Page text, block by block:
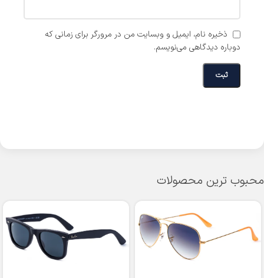
ذخیره نام، ایمیل و وبسایت من در مرورگر برای زمانی که
دوباره دیدگاهی می‌نویسم.
محبوب ترین محصولات